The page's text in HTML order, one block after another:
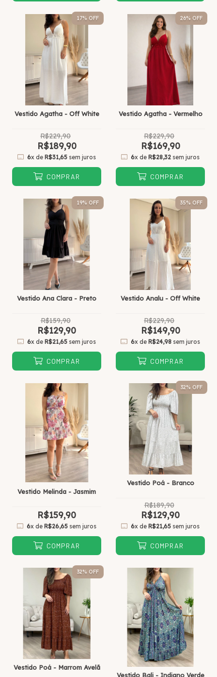
17% OFF
Vestido Agatha - Off White
R$229,90
R$189,90
6x de R$31,65 sem juros
COMPRAR
26% OFF
Vestido Agatha - Vermelho
R$229,90
R$169,90
6x de R$28,32 sem juros
COMPRAR
19% OFF
Vestido Ana Clara - Preto
R$159,90
R$129,90
6x de R$21,65 sem juros
COMPRAR
35% OFF
Vestido Analu - Off White
R$229,90
R$149,90
6x de R$24,98sem juros
COMPRAR
Vestido Melinda - Jasmim
R$159,90
6x de R$26,65 sem juros
COMPRAR
32% OFF
Vestido Poá - Branco
R$189,90
R$129,90
6x de R$21,65 sem juros
COMPRAR
32% OFF
Vestido Poá - Marrom Avelã
Vestido Bali - Indiano Verde